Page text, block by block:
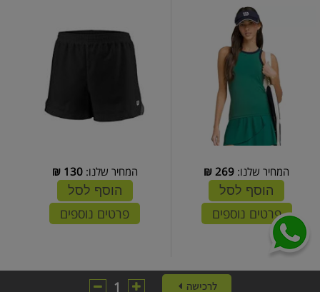
המחיר שלנו: 269
₪
הוסף לסל
פרטים נוספים
המחיר שלנו:130
₪
הוסף לסל
פרטים נוספים
לרכישה 1